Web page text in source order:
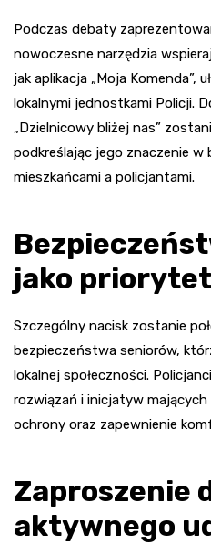
Podczas debaty
nowoczesne narzędzia
jak aplikacja „Moja Komenda”,
lokalnymi jednostkami Policji.
„Dzielnicowy bliżej nas”
podkreślając jego znaczenie w
mieszkańcami a policjantami.
jako priorytet
Szczególny nacisk zostanie
bezpieczeństwa seniorów,
lokalnej społeczności.
rozwiązań i inicjatyw mających
ochrony oraz zapewnienie
Zaproszenie
aktywnego